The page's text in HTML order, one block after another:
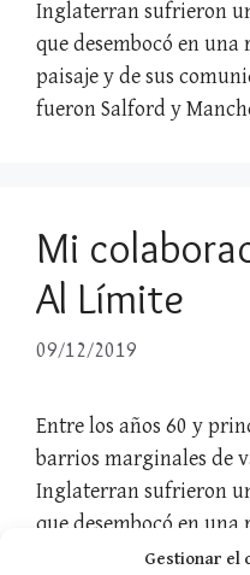
Gestionar el
Inglaterran sufrieron
que desembocó en
paisaje y de sus
fueron Salford y
Mi
Al Límite
09/12/2019
Entre los años 60 y
barrios marginales de
Inglaterran sufrieron
que desembocó en
paisaje y de sus